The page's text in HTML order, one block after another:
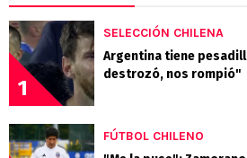
1
SELECCIÓN CHILENA
Argentina tiene
destrozó, nos rompió"
FÚTBOL CHILENO